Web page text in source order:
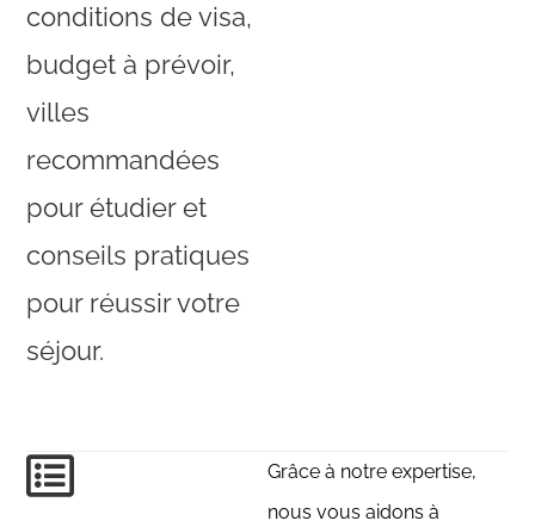
conditions de visa,
budget à prévoir,
villes
recommandées
pour étudier et
conseils pratiques
pour réussir votre
séjour.
Grâce à notre expertise,
nous vous aidons à